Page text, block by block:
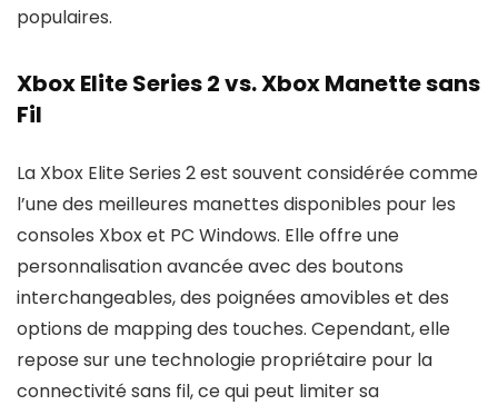
populaires.
Xbox Elite Series 2 vs. Xbox Manette sans
Fil
La Xbox Elite Series 2 est souvent considérée comme
l’une des meilleures manettes disponibles pour les
consoles Xbox et PC Windows. Elle offre une
personnalisation avancée avec des boutons
interchangeables, des poignées amovibles et des
options de mapping des touches. Cependant, elle
repose sur une technologie propriétaire pour la
connectivité sans fil, ce qui peut limiter sa